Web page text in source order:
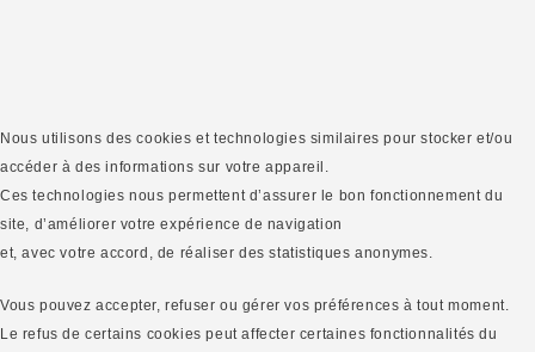
Nous utilisons des cookies et technologies similaires pour stocker et/ou
accéder à des informations sur votre appareil.
Ces technologies nous permettent d’assurer le bon fonctionnement du
site, d’améliorer votre expérience de navigation
et, avec votre accord, de réaliser des statistiques anonymes.
Vous pouvez accepter, refuser ou gérer vos préférences à tout moment.
Le refus de certains cookies peut affecter certaines fonctionnalités du